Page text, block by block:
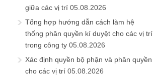
giữa các vị trí 05.08.2026
Tổng hợp hướng dẫn cách làm hệ
thống phân quyền kí duyệt cho các vị trí
trong công ty 05.08.2026
Xác định quyền bộ phận và phân quyền
cho các vị trí 05.08.2026